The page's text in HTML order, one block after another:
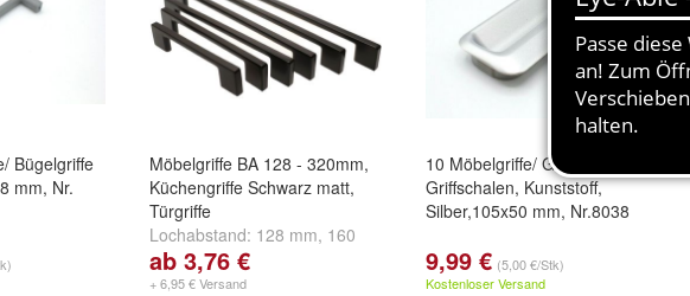
Bügelgriffe
mm, Nr.
Möbelgriffe BA 128 - 320mm,
Küchengriffe Schwarz matt,
Türgriffe
Lochabstand: 128 mm, 160
mm ,192 mmund
ab 3,76 €
+ 6,95 € Versand
10 Möbelgriffe/ Griffmuscheln/
Griffschalen, Kunststoff,
Silber,105x50 mm, Nr.8038
9,99 € (5,00 €/Stk)
Kostenloser Versand